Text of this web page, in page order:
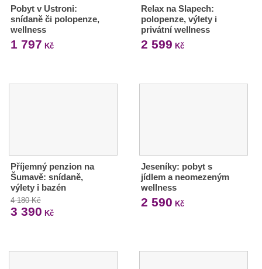
Pobyt v Ustroni:
snídaně či polopenze,
wellness
1 797 Kč
Relax na Slapech:
polopenze, výlety i
privátní wellness
2 599 Kč
Příjemný penzion na
Šumavě: snídaně,
výlety i bazén
4 180 Kč
3 390 Kč
Jeseníky: pobyt s
jídlem a neomezeným
wellness
2 590 Kč